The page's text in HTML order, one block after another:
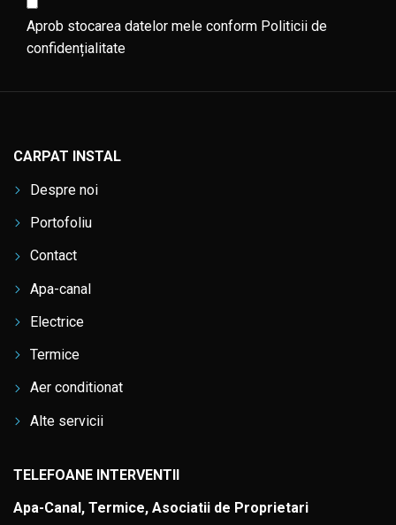
Aprob stocarea datelor mele conform Politicii de
confidențialitate
CARPAT INSTAL
Despre noi
Portofoliu
Contact
Apa-canal
Electrice
Termice
Aer conditionat
Alte servicii
TELEFOANE INTERVENTII
Apa-Canal, Termice, Asociatii de Proprietari